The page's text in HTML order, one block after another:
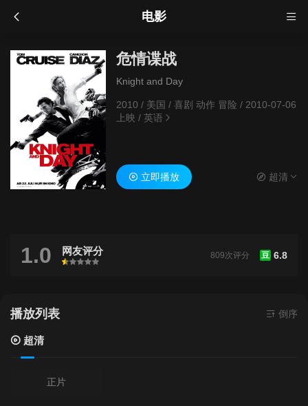
电影
危情谍战
Knight and Day
2010 / 美国 / 喜剧 动作 冒险/ 2010-07-06
上映 / 英语
立即播放 超清
1.0 网友评分
很差
较差还行推荐力荐
豆 6.8
809次评分
播放列表 当前资源来源
倒序
超清
正片